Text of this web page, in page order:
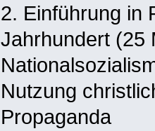
2. Einführung in
Jahrhundert (25
Nutzung
Propaganda